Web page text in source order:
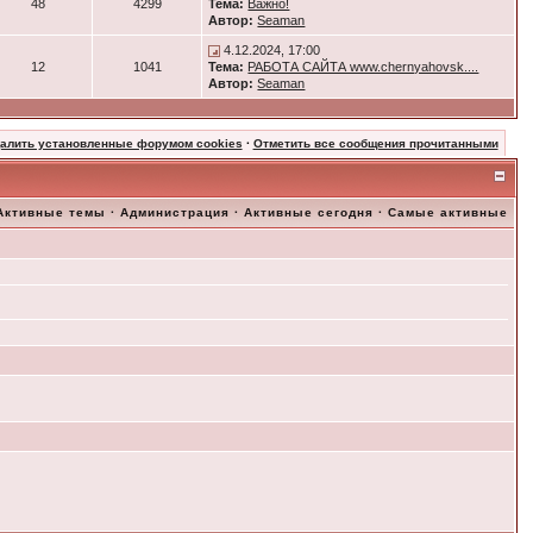
48 4299 Тема: Важно!
Автор: Seaman
12 1041
4.12.2024, 17:00
Тема: РАБОТА САЙТА www.chernyahovsk....
Автор: Seaman
установленные форумом cookies · Отметить все сообщения прочитанными
темы ·Администрация ·Активные сегодня ·Самые активные